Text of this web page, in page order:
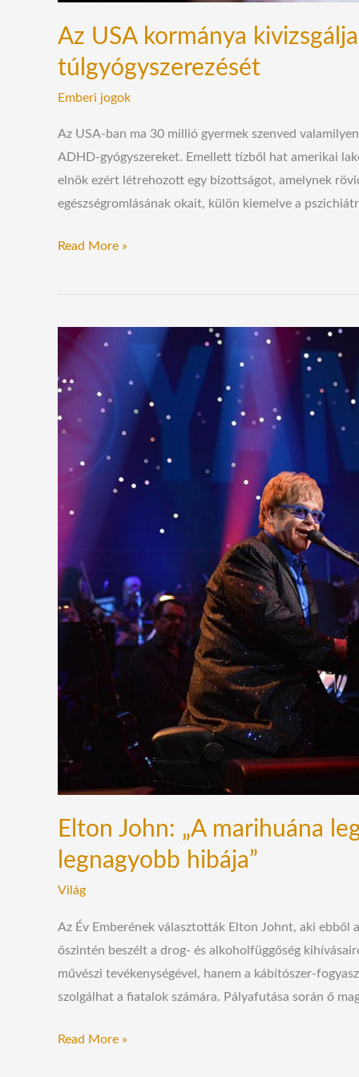
Az USA kormánya
túlgyógyszerezését
Emberi jogok
Az USA-ban ma 30 millió gyermek szenved
ADHD-gyógyszereket. Emellett tízből hat amerikai
elnök ezért létrehozott egy bizottságot, amelynek
egészségromlásának okait, külön kiemelve a
Read More »
Elton John: „A marihuána
legnagyobb hibája”
Világ
Az Év Emberének választották Elton Johnt, aki ebből
őszintén beszélt a drog- és alkoholfüggőség
művészi tevékenységével, hanem a kábítószer-
szolgálhat a fiatalok számára. Pályafutása során ő
Elton
„A
marihuána
legalizálása
Read More »